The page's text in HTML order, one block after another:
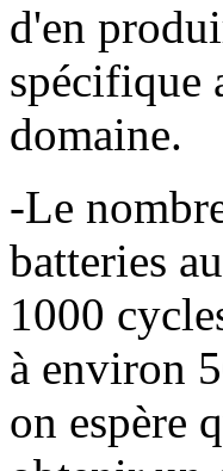
d'en
spécifique
domaine.
-Le
batteries
1000
à environ
on espère